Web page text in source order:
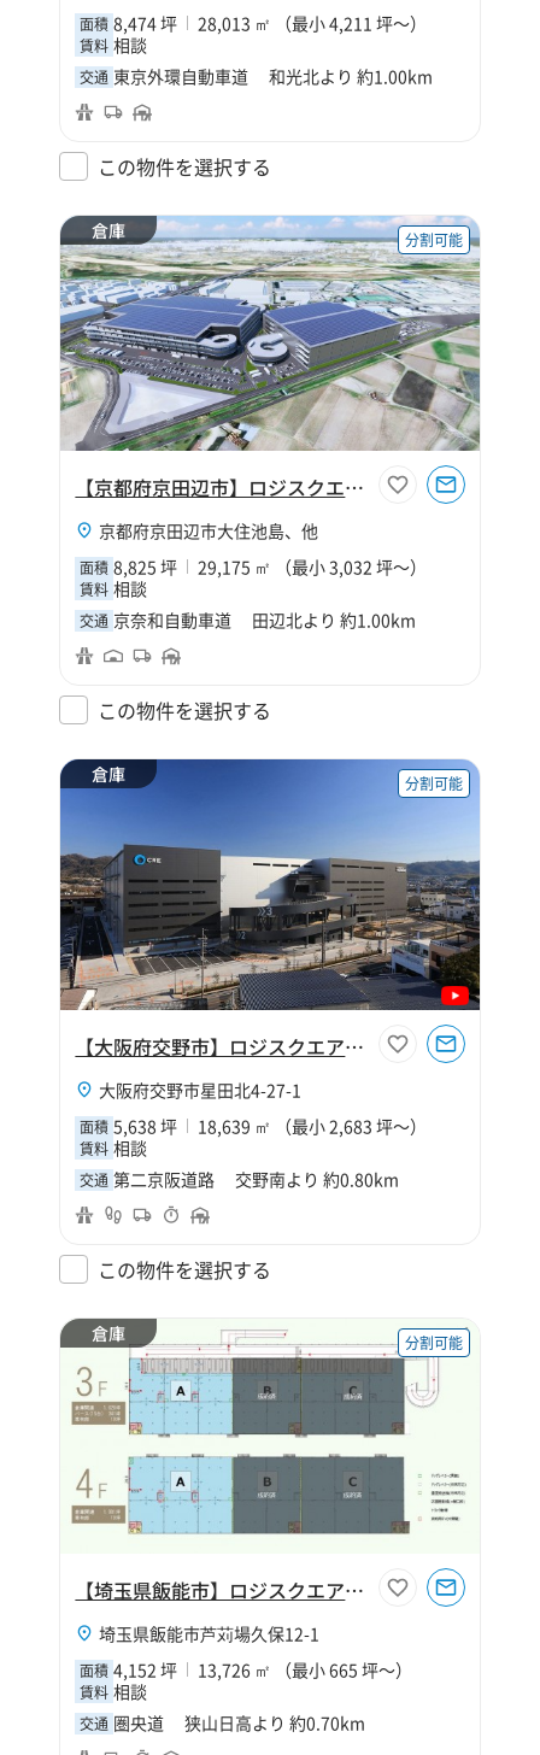
面積 8,474 坪 28,013 ㎡ （最小 4,211 坪～）
賃料 相談
交通 東京外環自動車道 和光北より 約1.00km
この物件を選択する
倉庫 分割可能
【京都府京田辺市】ロジスクエア京田辺B
京都府京田辺市大住池島、他
面積 8,825 坪 29,175 ㎡ （最小 3,032 坪～）
賃料 相談
交通 京奈和自動車道 田辺北より 約1.00km
この物件を選択する
倉庫 分割可能
【大阪府交野市】ロジスクエア大阪交野
大阪府交野市星田北4-27-1
面積 5,638 坪 18,639 ㎡ （最小 2,683 坪～）
賃料 相談
交通 第二京阪道路 交野南より 約0.80km
この物件を選択する
倉庫 分割可能
【埼玉県飯能市】ロジスクエア狭山日高
埼玉県飯能市芦苅場久保12-1
面積 4,152 坪 13,726 ㎡ （最小 665 坪～）
賃料 相談
交通 圏央道 狭山日高より 約0.70km